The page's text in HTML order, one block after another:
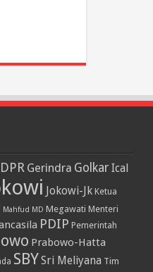
DPR Gerindra Golkar Ical
Jokowi-Jk Ketua
Mahfud MD Megawati Menteri
PDIP Pemerintah
Prabowo-Hatta
SBYSri Meliyana Tim